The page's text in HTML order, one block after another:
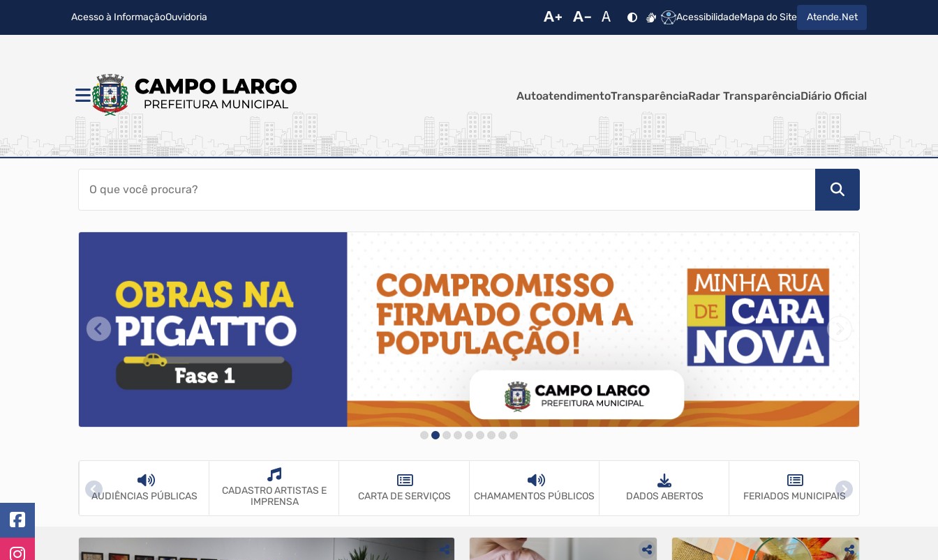
Acesso à InformaçãoOuvidoria AcessibilidadeMapa do Site Atende.Net
AutoatendimentoTransparênciaRadar TransparênciaDiário Oficial
AUDIÊNCIAS PÚBLICAS
CADASTRO ARTISTAS E
IMPRENSA
CARTA DE SERVIÇOS CHAMAMENTOS PÚBLICOS DADOS ABERTOS FERIADOS MUNICIPAIS